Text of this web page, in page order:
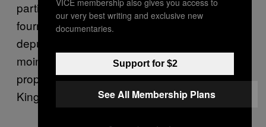
partir de1837, pour les élever pour leur
fourrure. Et les hermines ont été envoyées
depuis l’Angleterre, entre 1884 et 1892. En
moins de trente ans, elles s’étaient «
propagées partout dans le pays », a indiqué
King.
our very best writing and exclusive new
documentaries.
Support for $2
See All Membership Plans